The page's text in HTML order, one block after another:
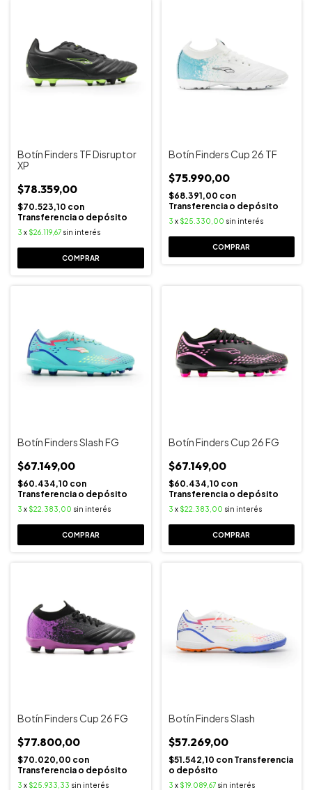
Botín Finders TF Disruptor
XP
$78.359,00
$70.523,10 con
Transferencia o depósito
3 x $26.119,67 sin interés
COMPRAR
Botín Finders Cup 26 TF
$75.990,00
$68.391,00 con
Transferencia o depósito
3 x $25.330,00 sin interés
COMPRAR
Botín Finders Slash FG
$67.149,00
$60.434,10 con
Transferencia o depósito
3 x $22.383,00 sin interés
COMPRAR
Botín Finders Cup 26 FG
$67.149,00
$60.434,10 con
Transferencia o depósito
3 x $22.383,00 sin interés
COMPRAR
Botín Finders Cup 26 FG
$77.800,00
$70.020,00 con
Transferencia o depósito
3 x $25.933,33 sin interés
Botín Finders Slash
$57.269,00
$51.542,10 con Transferencia
o depósito
3 x $19.089,67 sin interés